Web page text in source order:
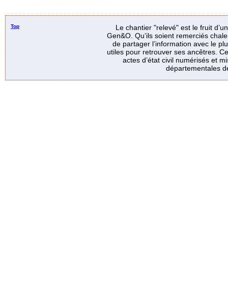
Top
Le chantier "relevé" est le fruit
Gen&O. Qu’ils soient remerciés
de partager l’information avec le
utiles pour retrouver ses ancêtres.
actes d’état civil numérisés et
départementales